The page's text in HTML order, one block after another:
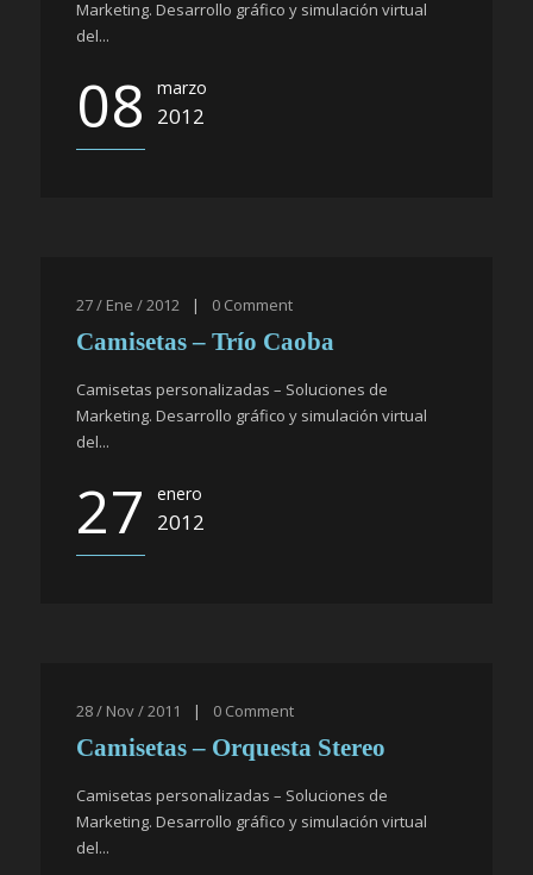
Marketing. Desarrollo gráfico y simulación virtual
del...
08 marzo
2012
27 / Ene / 2012 | 0 Comment
Camisetas – Trío Caoba
Camisetas personalizadas – Soluciones de
Marketing. Desarrollo gráfico y simulación virtual
del...
27 enero
2012
28 / Nov / 2011 | 0 Comment
Camisetas – Orquesta Stereo
Camisetas personalizadas – Soluciones de
Marketing. Desarrollo gráfico y simulación virtual
del...